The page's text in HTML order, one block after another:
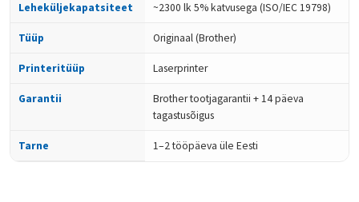
Leheküljekapatsiteet ~2300 lk 5% katvusega (ISO/IEC 19798)
Tüüp Originaal (Brother)
Printeritüüp Laserprinter
Garantii
Brother tootjagarantii + 14 päeva
tagastusõigus
Tarne 1–2 tööpäeva üle Eesti